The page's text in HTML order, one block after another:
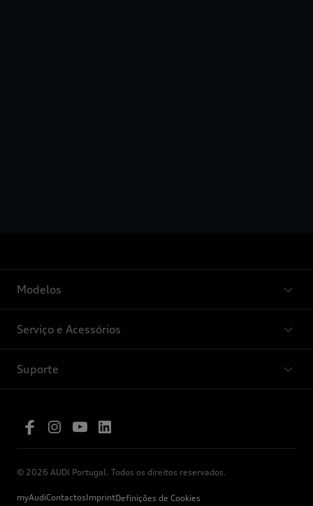
Modelos
Serviço e Acessórios
Suporte
© 2026 AUDI Portugal. Todos os direitos reservados.
myAudiContactosImprintDefinições de Cookies